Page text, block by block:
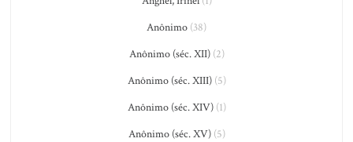
Anônimo (38)
Anônimo (séc. XII)(2)
Anônimo (séc. XIII)(5)
Anônimo (séc. XIV)(1)
Anônimo (séc. XV)(5)